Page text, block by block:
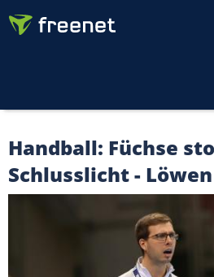
Handball: Füchse
Schlusslicht -